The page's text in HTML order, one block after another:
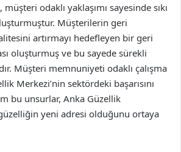
odaklı yaklaşımı sayesinde sıkı
Müşterilerin geri
artırmayı hedefleyen bir geri
oluşturmuş ve bu sayede sürekli
Müşteri memnuniyeti odaklı çalışma
Merkezi’nin sektördeki başarısını
bu unsurlar, Anka Güzellik
yeni adresi olduğunu ortaya